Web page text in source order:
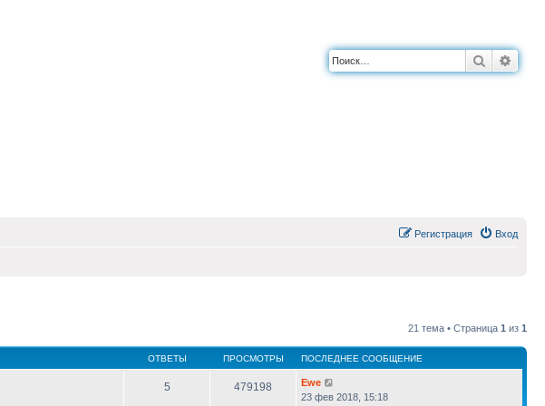
Поиск
Вход
Регистрация
21 тема • Страница 1 из 1
ОТВЕТЫ ПРОСМОТРЫ ПОСЛЕДНЕЕ СООБЩЕНИЕ
5 479198
Ewe
23 фев 2018, 15:18